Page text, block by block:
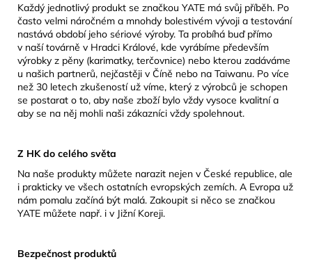
Každý jednotlivý produkt se značkou YATE má svůj příběh. Po
často velmi náročném a mnohdy bolestivém vývoji a testování
nastává období jeho sériové výroby. Ta probíhá buď přímo
v naší továrně v Hradci Králové, kde vyrábíme především
výrobky z pěny (karimatky, terčovnice) nebo kterou zadáváme
u našich partnerů, nejčastěji v Číně nebo na Taiwanu. Po více
než 30 letech zkušeností už víme, který z výrobců je schopen
se postarat o to, aby naše zboží bylo vždy vysoce kvalitní a
aby se na něj mohli naši zákazníci vždy spolehnout.
Z HK do celého světa
Na naše produkty můžete narazit nejen v České republice, ale
i prakticky ve všech ostatních evropských zemích. A Evropa už
nám pomalu začíná být malá. Zakoupit si něco se značkou
YATE můžete např. i v Jižní Koreji.
Bezpečnost produktů